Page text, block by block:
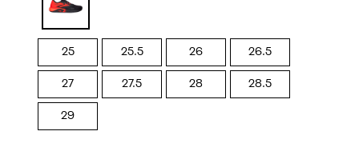
selected
25 25.5 26 26.5
27 27.5 28 28.5
29